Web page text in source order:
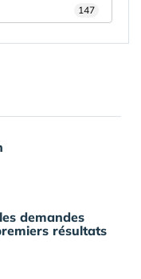
147
demandes
résultats